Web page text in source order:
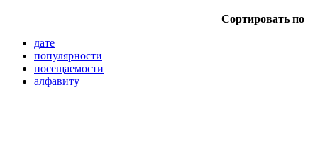
Сортировать по
дате
популярности
посещаемости
алфавиту